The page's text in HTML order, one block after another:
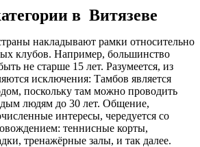
в Витязеве
накладывают рамки относительно
клубов. Например, большинство
не старше 15 лет. Разумеется, из
исключения: Тамбов является
поскольку там можно проводить
людям до 30 лет. Общение,
интересы, чередуется со
теннисные корты,
тренажёрные залы, и так далее.